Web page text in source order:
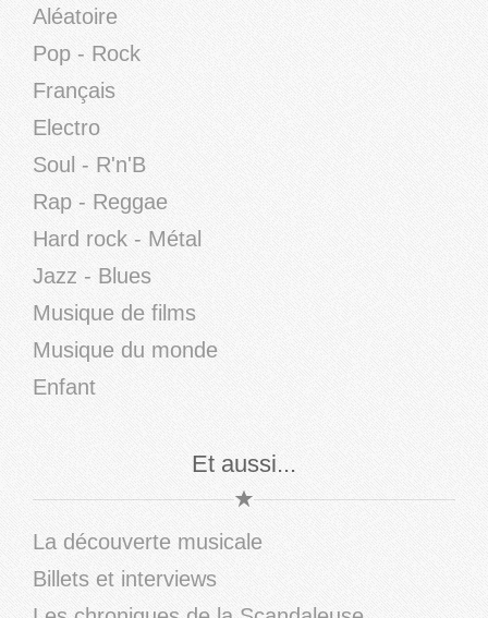
Aléatoire
Pop - Rock
Français
Electro
Soul - R'n'B
Rap - Reggae
Hard rock - Métal
Jazz - Blues
Musique de films
Musique du monde
Enfant
Et aussi...
La découverte musicale
Billets et interviews